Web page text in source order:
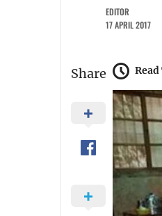
EDITOR
17 APRIL 2017
Share